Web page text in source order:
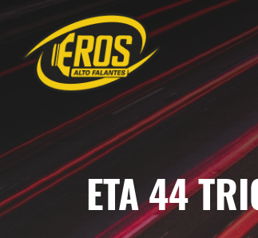
ETA 44